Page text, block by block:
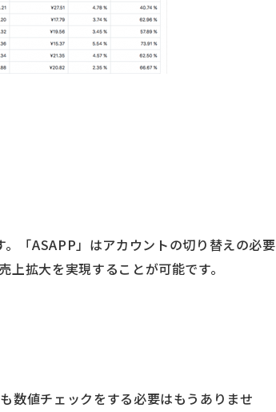
「ASAPP」はアカウントの切り替えの必要
拡大を実現することが可能です。
数値チェックをする必要はもうありませ